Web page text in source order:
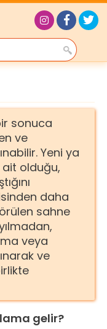
sonuca
ve
Yeni ya
olduğu,
daha
sahne
veya
ve
gelir?